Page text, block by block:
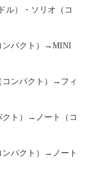
）・ソリオ（コ
パクト）→MINI
ンパクト）→フィ
ト）→ノート（コ
パクト）→ノート